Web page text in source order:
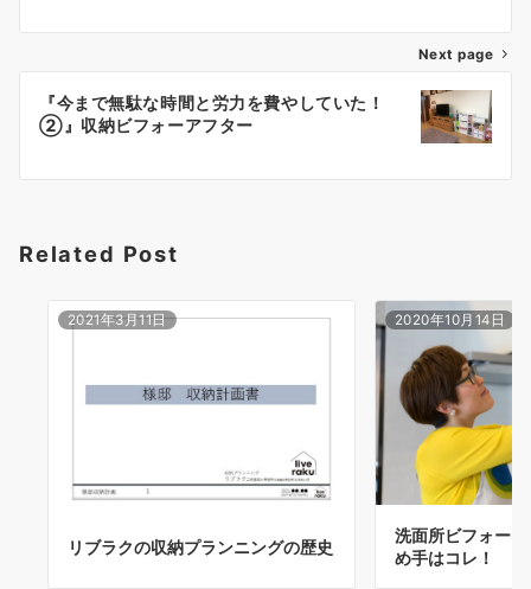
ー
シ
ン
Next page
『今まで無駄な時間と労力を費やしていた！
②』収納ビフォーアフター
Related Post
2021年3月11日
リブラクの収納プランニングの歴史
2020年10月14日
洗面所ビフォー
め手はコレ！